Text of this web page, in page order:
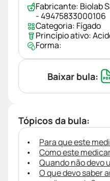
Fabricante: Biolab
- 49475833000106
Categoria: Fígado
Princípio ativo:
Forma:
Baixar bula:
Tópicos da bula:
Para que este
Como este
Quando não devo
O que devo saber